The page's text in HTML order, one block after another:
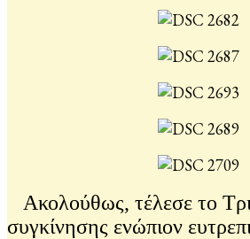
Ακολούθως, τέλεσε το
συγκίνησης ενώπιον